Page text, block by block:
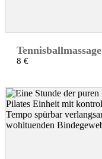
Tennisballmassage
8 €